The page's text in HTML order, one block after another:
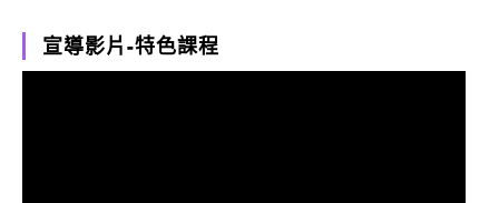
宣導影片-特色課程